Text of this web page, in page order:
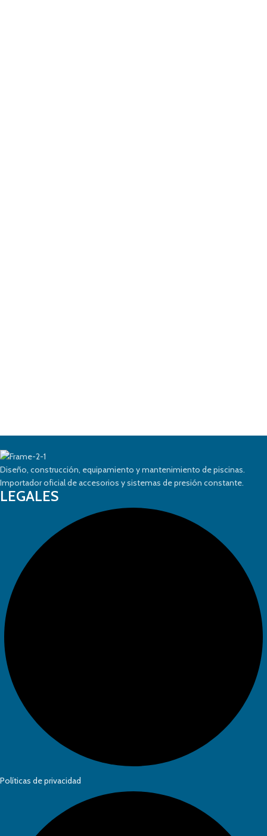
Diseño, construcción, equipamiento y mantenimiento de piscinas.
Importador oficial de accesorios y sistemas de presión constante.
LEGALES
Políticas de privacidad